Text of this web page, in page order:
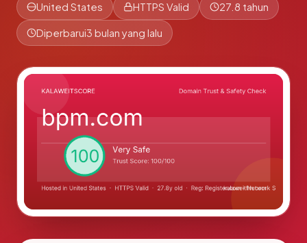
United States HTTPS Valid 27.8 tahun
Diperbarui3 bulan yang lalu